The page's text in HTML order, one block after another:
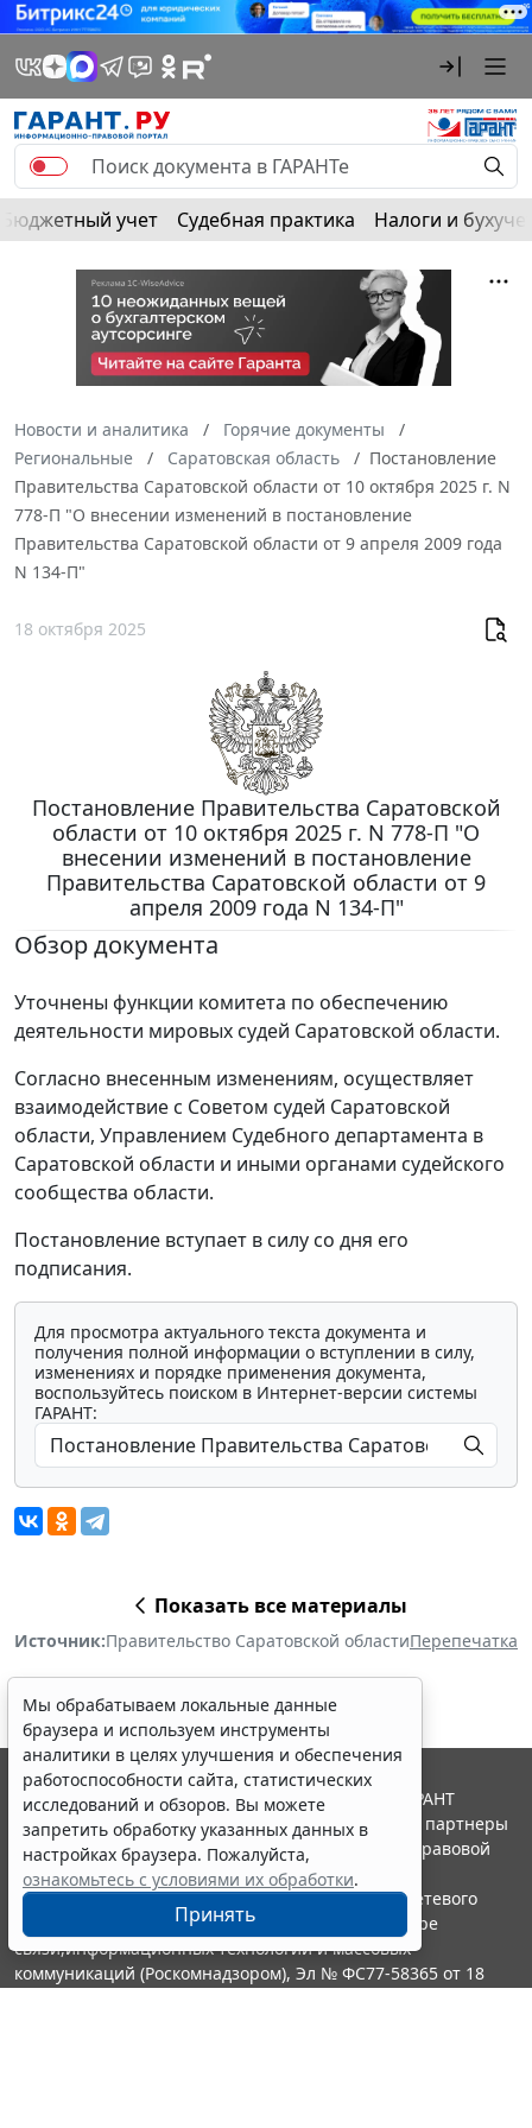
Бюджетный учет Судебная практика Налоги и
Новости и аналитика
Горячие документы
Региональные
Саратовская область
Постановление
Правительства Саратовской области от 10 октября 2025 г. N
778-П "О внесении изменений в постановление
Правительства Саратовской области от 9 апреля 2009 года
N 134-П"
18 октября 2025
Постановление Правительства Саратовской
области от 10 октября 2025 г. N 778-П "О
внесении изменений в постановление
Правительства Саратовской области от 9
апреля 2009 года N 134-П"
Обзор документа
Уточнены функции комитета по обеспечению
деятельности мировых судей Саратовской области.
Согласно внесенным изменениям, осуществляет
взаимодействие с Советом судей Саратовской
области, Управлением Судебного департамента в
Саратовской области и иными органами судейского
сообщества области.
Постановление вступает в силу со дня его
подписания.
Для просмотра актуального текста документа и
получения полной информации о вступлении в силу,
изменениях и порядке применения документа,
воспользуйтесь поиском в Интернет-версии системы
ГАРАНТ:
Показать все материалы
Источник:Правительство Саратовской областиПерепечатка
Мы обрабатываем локальные данные
браузера и используем инструменты
аналитики в целях улучшения и обеспечения
работоспособности сайта, статистических
исследований и обзоров. Вы можете
запретить обработку указанных данных в
настройках браузера. Пожалуйста,
ознакомьтесь с условиями их обработки.
Принять
© ООО "НПП "ГАРАНТ-СЕРВИС", 2026. Система ГАРАНТ
выпускается с 1990 года. Компания "Гарант" и ее партнеры
являются участниками Российской ассоциации правовой
информации ГАРАНТ.
Портал ГАРАНТ.РУ зарегистрирован в качестве сетевого
издания Федеральной службой по надзору в сфере
связи,информационных технологий и массовых
коммуникаций (Роскомнадзором), Эл № ФС77-58365 от 18